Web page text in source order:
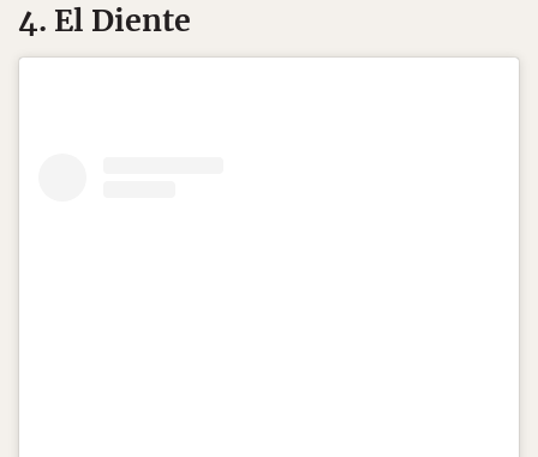
4. El Diente